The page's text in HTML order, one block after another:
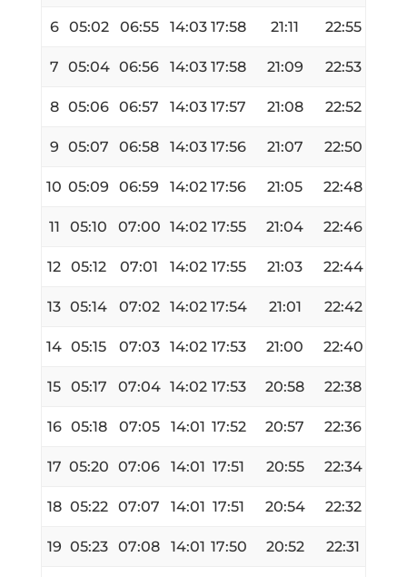
6 05:02 06:55 14:03 17:58 21:11 22:55
7 05:04 06:56 14:03 17:58 21:09 22:53
8 05:06 06:57 14:03 17:57 21:08 22:52
9 05:07 06:58 14:03 17:56 21:07 22:50
10 05:09 06:59 14:02 17:56 21:05 22:48
11 05:10 07:00 14:02 17:55 21:04 22:46
12 05:12 07:01 14:02 17:55 21:03 22:44
13 05:14 07:02 14:02 17:54 21:01 22:42
14 05:15 07:03 14:02 17:53 21:00 22:40
15 05:17 07:04 14:02 17:53 20:58 22:38
16 05:18 07:05 14:01 17:52 20:57 22:36
17 05:20 07:06 14:01 17:51 20:55 22:34
18 05:22 07:07 14:01 17:51 20:54 22:32
19 05:23 07:08 14:01 17:50 20:52 22:31